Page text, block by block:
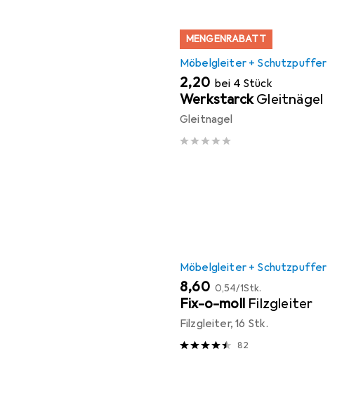
MENGENRABATT
Möbelgleiter + Schutzpuffer
EUR
2,20 bei 4 Stück
Werkstarck Gleitnägel
Gleitnagel
Möbelgleiter + Schutzpuffer
EUR
8,60 EUR
0,54/1Stk.
Fix-o-moll Filzgleiter
Filzgleiter, 16 Stk.
82